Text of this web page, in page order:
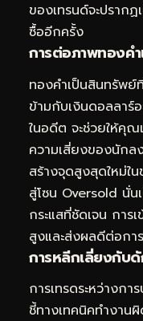
ของเทรนด์จะปราก
ซื้ออีกครั้ง
การต่อภาพทองคำ
ทองคำเป็นสินทรัพย์
ข้ามกับเงินดอลลาร์
ในอดีต จะช่วยให้คุ
ความเสี่ยงของนักล
สร้างจุดสูงสุดใหม่ใ
สู่โซน Oversold นั่น
กระแสที่ชัดเจน การเ
สูงและส่งผลดีต่อกา
การหลีกเลี่ยงกับ
การเทรดระหว่างก
ชี้ทางเทคนิคทำงา